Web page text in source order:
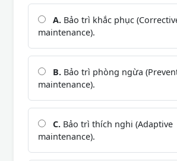
A. Bảo trì khắc phục
maintenance).
B. Bảo trì phòng ngừa
maintenance).
C. Bảo trì thích nghi (Adaptive
maintenance).